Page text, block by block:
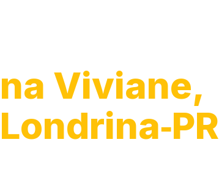
na Viviane,
Londrina‑PR